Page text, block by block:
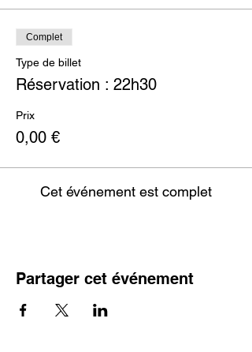
Complet
Type de billet
Réservation : 22h30
Prix
0,00 €
Cet événement est complet
Partager cet événement